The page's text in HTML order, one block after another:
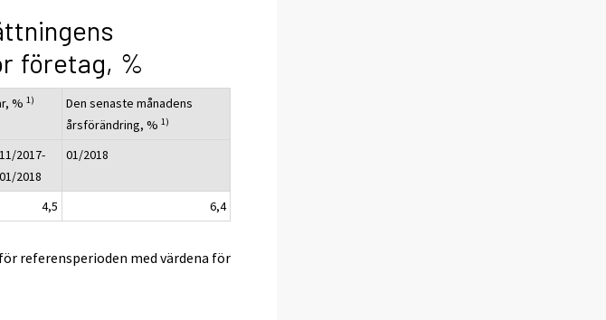
företag, %
%1)
Den senaste månadens
årsförändring, %1)
11/2017-
01/2018
01/2018
4,5 6,4
referensperioden med värdena för